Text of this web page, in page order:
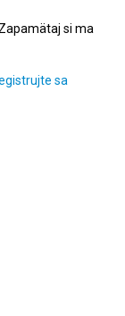
Zapamätaj si ma
sa